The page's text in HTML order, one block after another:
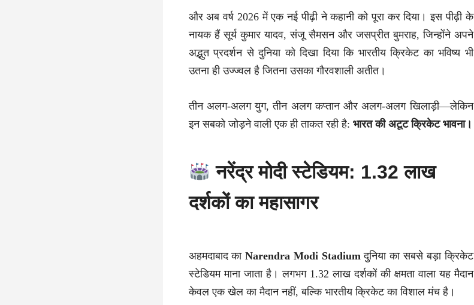
और अब वर्ष 2026 में एक नई पीढ़ी ने कहानी को पूरा कर दिया। इस पीढ़ी के
नायक हैं सूर्य कुमार यादव, संजू सैमसन और जसप्रीत बुमराह, जिन्होंने अपने
अद्भुत प्रदर्शन से दुनिया को दिखा दिया कि भारतीय क्रिकेट का भविष्य भी
उतना ही उज्ज्वल है जितना उसका गौरवशाली अतीत।
तीन अलग-अलग युग, तीन अलग कप्तान और अलग-अलग खिलाड़ी—लेकिन
इन सबको जोड़ने वाली एक ही ताकत रही है: भारत की अटूट क्रिकेट भावना।
नरेंद्र मोदी स्टेडियम: 1.32 लाख
दर्शकों का महासागर
अहमदाबाद काNarendra Modi Stadium दुनिया का सबसे बड़ा क्रिकेट
स्टेडियम माना जाता है। लगभग 1.32 लाख दर्शकों की क्षमता वाला यह मैदान
केवल एक खेल का मैदान नहीं, बल्कि भारतीय क्रिकेट का विशाल मंच है।